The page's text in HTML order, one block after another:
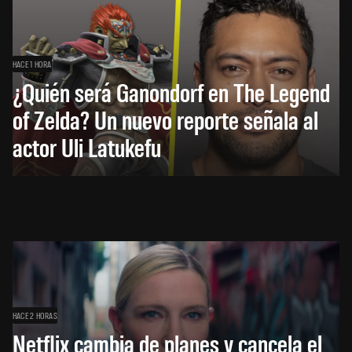
HACE 1 HORA
¿Quién será Ganondorf en The Legend
of Zelda? Un nuevo reporte señala al
actor Uli Latukefu
HACE 2 HORAS
Netflix cambia de planes y cancela el